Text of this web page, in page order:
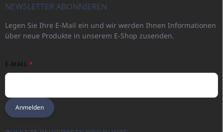
NEWSLETTER ABONNIEREN
Legen Sie Ihre E-Mail ein und wir werden Ihnen Informationen
über neue Produkte in unserem E-Shop zusenden.
E-MAIL
Anmelden